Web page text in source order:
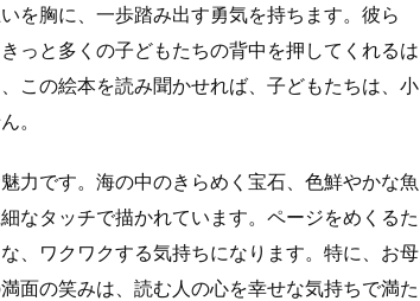
を胸に、一歩踏み出す勇気を持ちます。彼ら
っと多くの子どもたちの背中を押してくれるは
この絵本を読み聞かせれば、子どもたちは、小
。
力です。海の中のきらめく宝石、色鮮やかな魚
なタッチで描かれています。ページをめくるた
、ワクワクする気持ちになります。特に、お母
面の笑みは、読む人の心を幸せな気持ちで満た